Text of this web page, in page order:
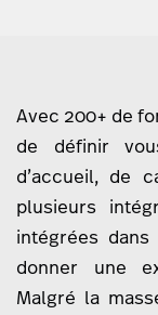
Avec 200+ de
de définir
d’accueil, de
plusieurs
intégrées
donner une
Malgré la